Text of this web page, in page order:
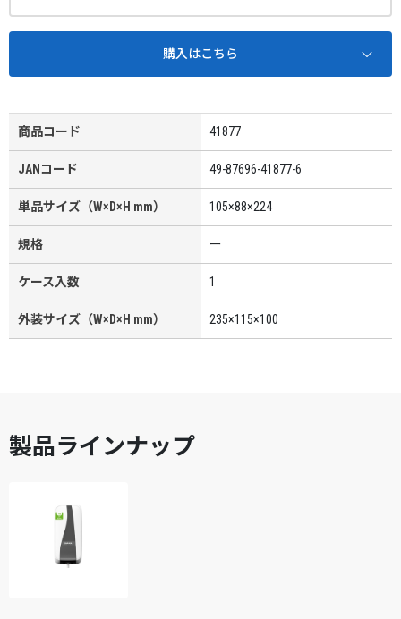
購入はこちら
商品コード 41877
JANコード 49-87696-41877-6
単品サイズ（W×D×H mm） 105×88×224
規格 ー
ケース入数 1
外装サイズ（W×D×H mm） 235×115×100
製品ラインナップ